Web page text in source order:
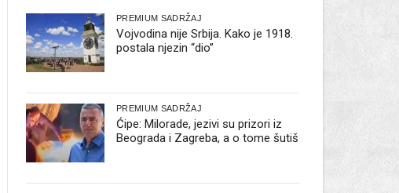
PREMIUM SADRŽAJ
Vojvodina nije Srbija. Kako je 1918.
postala njezin “dio”
PREMIUM SADRŽAJ
Ćipe: Milorade, jezivi su prizori iz
Beograda i Zagreba, a o tome šutiš